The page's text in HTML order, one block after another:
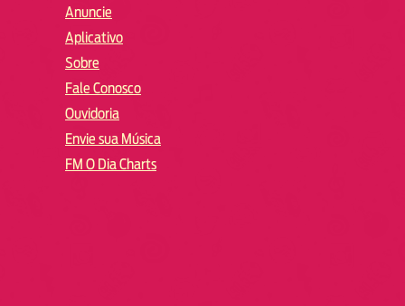
Anuncie
Aplicativo
Sobre
Fale Conosco
Ouvidoria
Envie sua Música
FM O Dia Charts